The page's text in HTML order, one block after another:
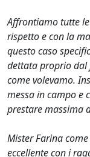
Affrontiamo tutte
rispetto e con la
questo caso
dettata proprio
come volevamo.
messa in campo e
prestare massima
Mister Farina
eccellente con i